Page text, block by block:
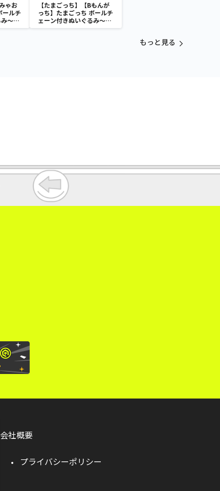
ゃお
ールチ
～
～
【たまごっち】【Bもんが
っち】たまごっち ボールチ
ェーン付きぬいぐるみ～
Tamagotchi Paradise～
もっと見る
会社概要
プライバシーポリシー